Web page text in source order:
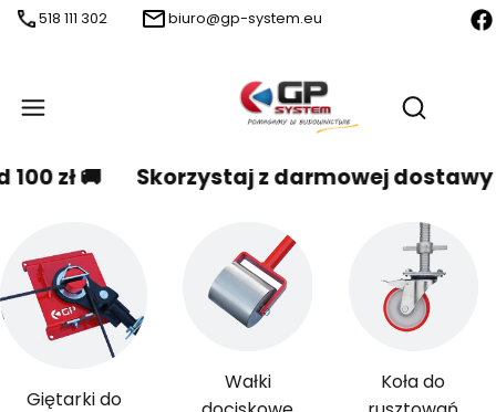
518 111 302 biuro@gp-system.eu
Otwórz
Menu
Skorzystaj z darmowej dostawy od 100 zł
Giętarki do
Wałki
Koła do